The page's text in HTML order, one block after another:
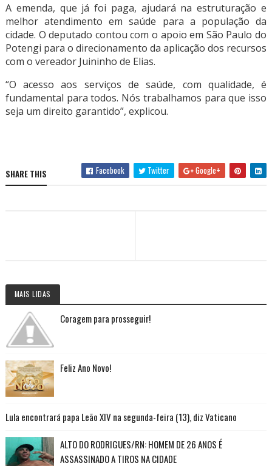
A emenda, que já foi paga, ajudará na estruturação e
melhor atendimento em saúde para a população da
cidade. O deputado contou com o apoio em São Paulo do
Potengi para o direcionamento da aplicação dos recursos
com o vereador Juininho de Elias.
“O acesso aos serviços de saúde, com qualidade, é
fundamental para todos. Nós trabalhamos para que isso
seja um direito garantido”, explicou.
SHARE THIS Facebook Twitter Google+
MAIS LIDAS
Coragem para prosseguir!
Feliz Ano Novo!
Lula encontrará papa Leão XIV na segunda-feira (13), diz Vaticano
ALTO DO RODRIGUES/RN: HOMEM DE 26 ANOS É
ASSASSINADO A TIROS NA CIDADE